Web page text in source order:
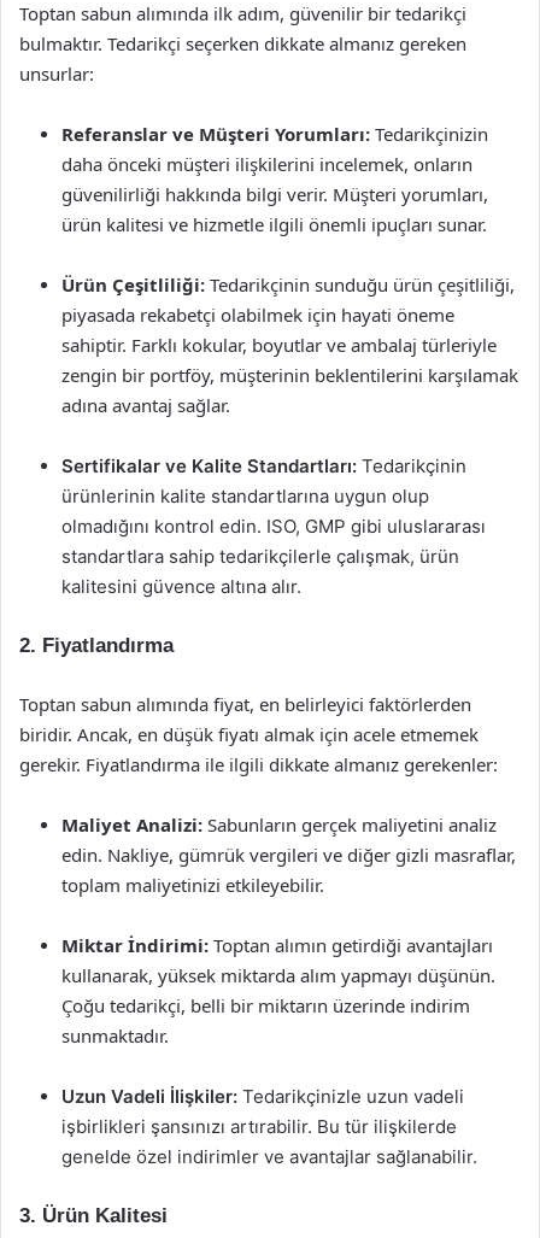
Toptan sabun alımında ilk adım, güvenilir bir tedarikçi
bulmaktır. Tedarikçi seçerken dikkate almanız gereken
unsurlar:
Referanslar ve Müşteri Yorumları: Tedarikçinizin
daha önceki müşteri ilişkilerini incelemek, onların
güvenilirliği hakkında bilgi verir. Müşteri yorumları,
ürün kalitesi ve hizmetle ilgili önemli ipuçları sunar.
Ürün Çeşitliliği: Tedarikçinin sunduğu ürün çeşitliliği,
piyasada rekabetçi olabilmek için hayati öneme
sahiptir. Farklı kokular, boyutlar ve ambalaj türleriyle
zengin bir portföy, müşterinin beklentilerini karşılamak
adına avantaj sağlar.
Sertifikalar ve Kalite Standartları: Tedarikçinin
ürünlerinin kalite standartlarına uygun olup
olmadığını kontrol edin. ISO, GMP gibi uluslararası
standartlara sahip tedarikçilerle çalışmak, ürün
kalitesini güvence altına alır.
2. Fiyatlandırma
Toptan sabun alımında fiyat, en belirleyici faktörlerden
biridir. Ancak, en düşük fiyatı almak için acele etmemek
gerekir. Fiyatlandırma ile ilgili dikkate almanız gerekenler:
Maliyet Analizi: Sabunların gerçek maliyetini analiz
edin. Nakliye, gümrük vergileri ve diğer gizli masraflar,
toplam maliyetinizi etkileyebilir.
Miktar İndirimi: Toptan alımın getirdiği avantajları
kullanarak, yüksek miktarda alım yapmayı düşünün.
Çoğu tedarikçi, belli bir miktarın üzerinde indirim
sunmaktadır.
Uzun Vadeli İlişkiler: Tedarikçinizle uzun vadeli
işbirlikleri şansınızı artırabilir. Bu tür ilişkilerde
genelde özel indirimler ve avantajlar sağlanabilir.
3. Ürün Kalitesi